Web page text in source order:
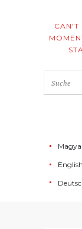
CAN'T
English